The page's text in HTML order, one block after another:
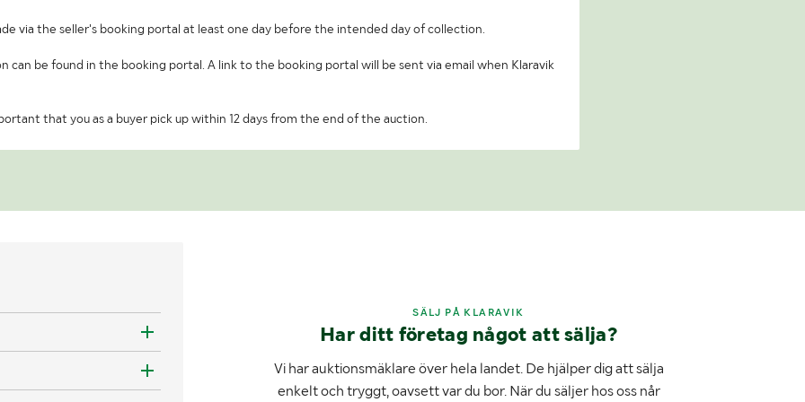
via the seller's booking portal at least one day before the intended day of collection.
can be found in the booking portal. A link to the booking portal will be sent via email when Klaravik
that you as a buyer pick up within 12 days from the end of the auction.
SÄLJ PÅ KLARAVIK
Har ditt företag något att sälja?
Vi har auktionsmäklare över hela landet. De hjälper dig att sälja
enkelt och tryggt, oavsett var du bor. När du säljer hos oss når